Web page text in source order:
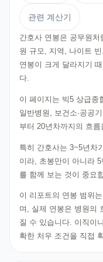
관련 계산기
간호사 연봉은 공무원
원 규모, 지역, 나이트
연봉이 크게 달라지기
다.
이 페이지는 빅5 상급종
일반병원, 보건소·공공
부터 20년차까지의 흐
특히 간호사는 3~5년차
이라, 초봉만이 아니라
를 함께 보는 것이 중요
이 리포트의 연봉 범위
며, 실제 연봉은 병원의
질 수 있습니다. 이직이
확한 처우 조건을 직접